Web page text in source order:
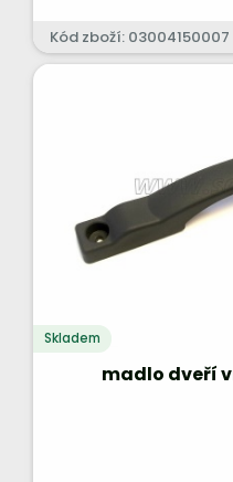
Kód zboží: 03004150007
Skladem
madlo dveří